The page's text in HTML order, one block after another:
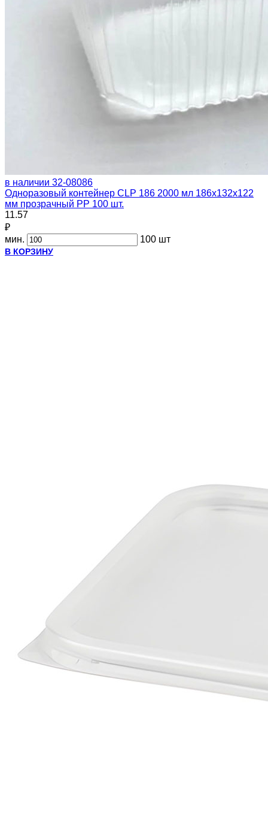
в наличии 32-08086
Одноразовый контейнер CLP 186 2000 мл 186х132х122
мм прозрачный PP 100 шт.
11.57
₽
мин.
100 шт
В КОРЗИНУ